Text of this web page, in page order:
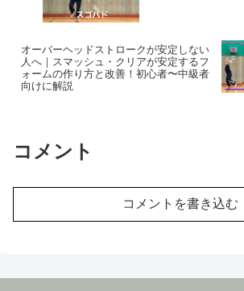
オーバーヘッドストロークが安定しない
人へ｜スマッシュ・クリアが安定するフ
ォームの作り方と改善！初心者〜中級者
向けに解説
コメント
コメントを書き込む